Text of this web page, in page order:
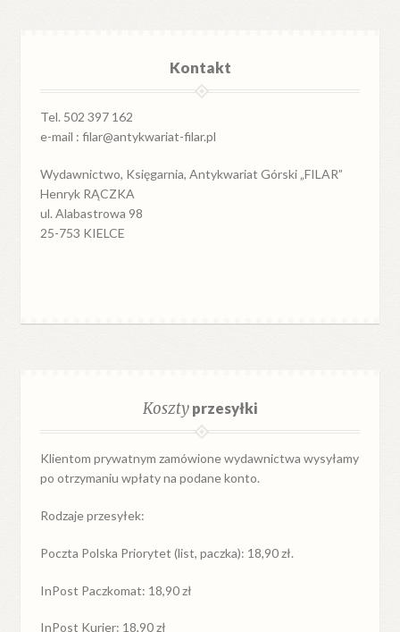
Kontakt
Tel. 502 397 162
e-mail : filar@antykwariat-filar.pl
Wydawnictwo, Księgarnia, Antykwariat Górski „FILAR”
Henryk RĄCZKA
ul. Alabastrowa 98
25-753 KIELCE
Kosztyprzesyłki
Klientom prywatnym zamówione wydawnictwa wysyłamy
po otrzymaniu wpłaty na podane konto.
Rodzaje przesyłek:
Poczta Polska Priorytet (list, paczka): 18,90 zł.
InPost Paczkomat: 18,90 zł
InPost Kurier: 18,90 zł